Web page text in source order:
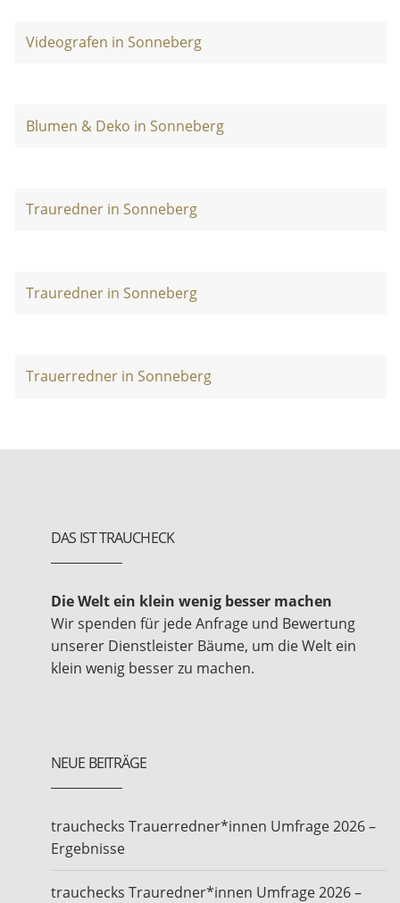
Videografen in Sonneberg
Blumen & Deko in Sonneberg
Trauredner in Sonneberg
Trauredner in Sonneberg
Trauerredner in Sonneberg
DAS IST TRAUCHECK
Die Welt ein klein wenig besser machen
Wir spenden für jede Anfrage und Bewertung
unserer Dienstleister Bäume, um die Welt ein
klein wenig besser zu machen.
NEUE BEITRÄGE
trauchecks Trauerredner*innen Umfrage 2026 –
Ergebnisse
trauchecks Trauredner*innen Umfrage 2026 –